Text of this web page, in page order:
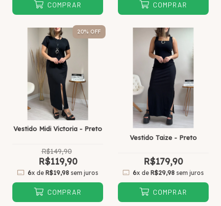
COMPRAR COMPRAR
20% OFF
Vestido Midi Victoria - Preto
R$149,90
R$119,90
6x de R$19,98sem juros
COMPRAR
Vestido Taize - Preto
R$179,90
6x deR$29,98 sem juros
COMPRAR